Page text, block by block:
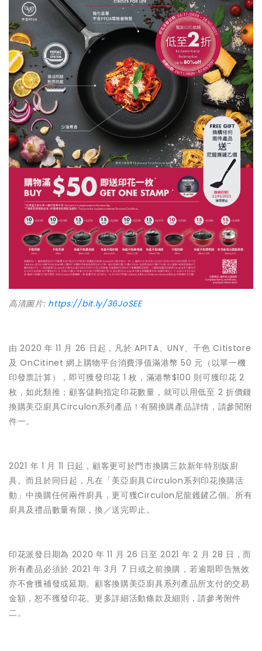
高清圖片: https://bit.ly/36JoSEE
由 2020 年 11 月 26 日起，凡於 APITA、UNY、千色 Citistore
及 OnCitinet 網上購物平台消費淨值滿港幣 50 元（以單一機
印發票計算），即可獲發印花 1 枚，滿港幣$100 則可獲印花 2
枚，如此類推；顧客儲夠指定印花數量，就可以用低至 2 折價錢
換購美亞廚具Circulon系列產品！有關換購產品詳情，請參閱附
件一。
2021 年 1 月 11 日起，顧客更可於門市換購三款新年特別版廚
具。而且於同日起，凡在「美亞廚具Circulon系列印花換購活
動」中換購任何兩件廚具，更可獲Circulon尼龍鑊鏟乙個。所有
廚具及禮品數量有限，換／送完即止。
印花派發日期為 2020 年 11 月 26 日至 2021 年 2 月 28 日，而
所有產品必須於 2021 年 3月 7 日或之前換購，若逾期即告無效
亦不會獲補發或延期。顧客換購美亞廚具系列產品所支付的交易
金額，恕不獲發印花。更多詳細活動條款及細則，請參考附件
二。